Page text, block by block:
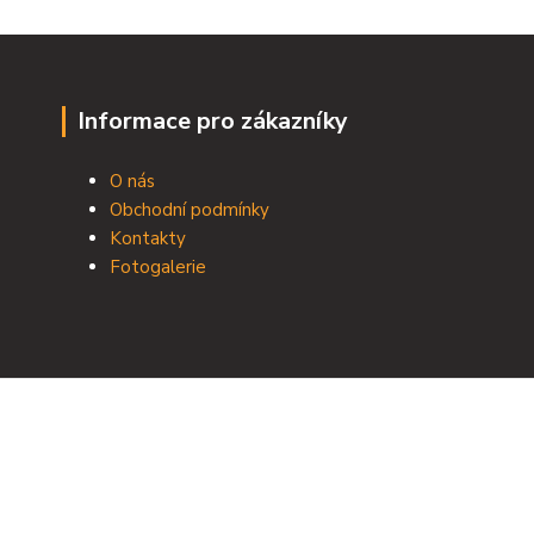
Informace pro zákazníky
O nás
Obchodní podmínky
Kontakty
Fotogalerie